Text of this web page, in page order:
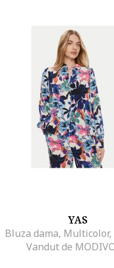
YAS
Vandut de